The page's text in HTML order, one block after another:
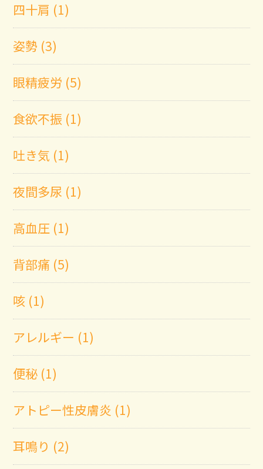
四十肩 (1)
姿勢 (3)
眼精疲労 (5)
食欲不振 (1)
吐き気 (1)
夜間多尿 (1)
高血圧 (1)
背部痛 (5)
咳 (1)
アレルギー (1)
便秘 (1)
アトピー性皮膚炎 (1)
耳鳴り (2)